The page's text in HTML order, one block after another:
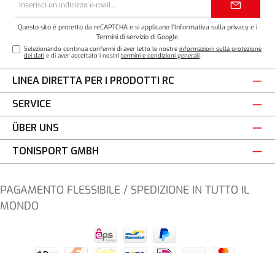
e-
Questo sito è protetto da reCAPTCHA e si applicano l'Informativa sulla privacy e i
Termini di serviziodi Google.
Selezionando continua confermi di aver letto le nostreinformazioni sulla protezione
dei dati e di aver accettato i nostritermini e condizioni generali.
LINEA DIRETTA PER I PRODOTTI RC
SERVICE
ÜBER UNS
TONISPORT GMBH
PAGAMENTO FLESSIBILE / SPEDIZIONE IN TUTTO IL
MONDO